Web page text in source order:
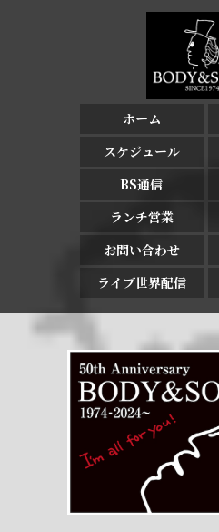
ホーム
スケジュール
BS通信
ランチ営業
お問い合わせ
ライブ世界配信